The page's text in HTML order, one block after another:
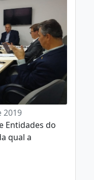
2019
Entidades do
qual a